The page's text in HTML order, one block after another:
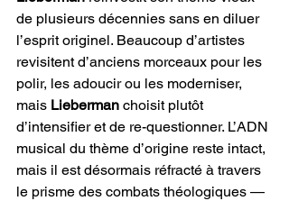
de plusieurs décennies sans en diluer
l’esprit originel. Beaucoup d’artistes
revisitent d’anciens morceaux pour les
polir, les adoucir ou les moderniser,
mais Lieberman choisit plutôt
d’intensifier et de re-questionner. L’ADN
musical du thème d’origine reste intact,
mais il est désormais réfracté à travers
le prisme des combats théologiques —